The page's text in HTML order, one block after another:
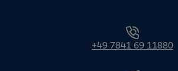
+49 7841 69 11880